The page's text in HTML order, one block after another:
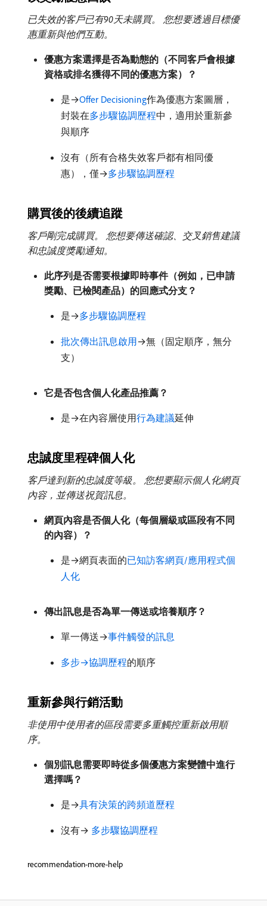
已失效的客戶已有90天未購買。 您想要透過目標優
惠重新與他們互動。
優惠方案選擇是否為動態的（不同客戶會根據
資格或排名獲得不同的優惠方案）？
是→Offer Decisioning作為優惠方案圖層，
封裝在多步驟協調歷程中，適用於重新參
與順序
沒有（所有合格失效客戶都有相同優
惠），僅→多步驟協調歷程
購買後的後續追蹤
客戶剛完成購買。 您想要傳送確認、交叉銷售建議
和忠誠度獎勵通知。
此序列是否需要根據即時事件（例如，已申請
獎勵、已檢閱產品）的回應式分支？
是→多步驟協調歷程
批次傳出訊息啟用→無（固定順序，無分
支）
它是否包含個人化產品推薦？
是→在內容層使用行為建議延伸
忠誠度里程碑個人化
客戶達到新的忠誠度等級。 您想要顯示個人化網頁
內容，並傳送祝賀訊息。
網頁內容是否個人化（每個層級或區段有不同
的內容）？
是→網頁表面的已知訪客網頁/應用程式個
人化
傳出訊息是否為單一傳送或培養順序？
單一傳送→事件觸發的訊息
多步→協調歷程的順序
重新參與行銷活動
非使用中使用者的區段需要多重觸控重新啟用順
序。
個別訊息需要即時從多個優惠方案變體中進行
選擇嗎？
是→具有決策的跨頻道歷程
沒有→ 多步驟協調歷程
recommendation-more-help